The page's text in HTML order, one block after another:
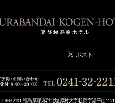
〒969-2701 福島県耶麻郡北塩原村大字桧原字湯平山1171